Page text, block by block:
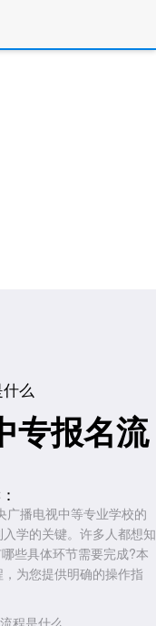
么
专报名流
播电视中等专业学校的
学的关键。许多人都想知
些具体环节需要完成?本
为您提供明确的操作指